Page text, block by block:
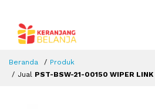
Beranda
Produk
Jual PST-BSW-21-00150 WIPER LINK